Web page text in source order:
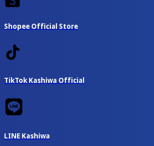
Shopee Official Store
TikTok Kashiwa Official
LINE Kashiwa